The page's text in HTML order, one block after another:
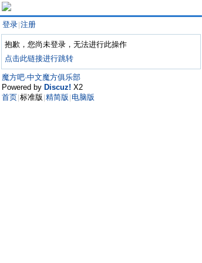
登录 注册
抱歉，您尚未登录，无法进行此操作
点击此链接进行跳转
魔方吧·中文魔方俱乐部
Powered by Discuz! X2
首页 标准版 精简版 电脑版